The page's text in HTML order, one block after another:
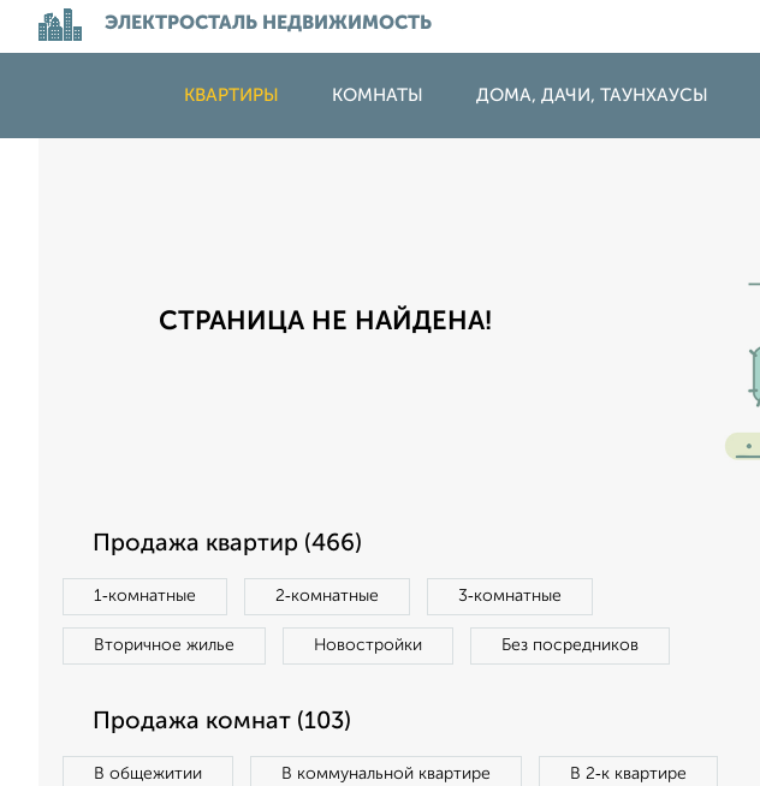
ЭЛЕКТРОСТАЛЬ НЕДВИЖИМОСТЬ
КВАРТИРЫ КОМНАТЫ ДОМА, ДАЧИ, ТАУНХАУСЫ
СТРАНИЦА НЕ НАЙДЕНА!
Продажа квартир (466)
1‑комнатные 2‑комнатные 3‑комнатные
Вторичное жилье Новостройки Без посредников
Продажа комнат (103)
В общежитии В коммунальной квартире В 2‑к квартире